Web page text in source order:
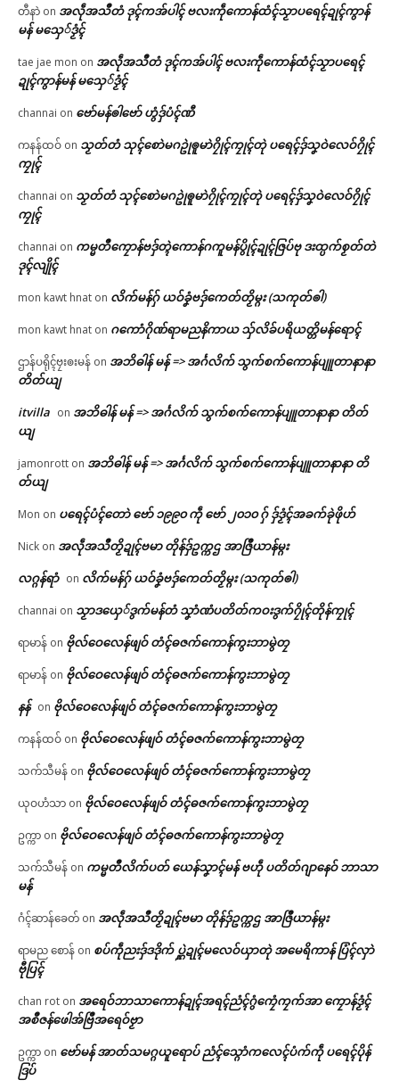
တီနာဲ on အလဵုအသဳတံ ဒုၚ်ကအ်ပါၚ် ဗလးကဵုကောန်ထံၚ်သၟာပရေၚ်ဍုၚ်ကွာန်
မန် မသှေ်ဒၟံၚ်
tae jae mon on အလဵုအသဳတံ ဒုၚ်ကအ်ပါၚ် ဗလးကဵုကောန်ထံၚ်သၟာပရေၚ်
ဍုၚ်ကွာန်မန် မသှေ်ဒၟံၚ်
channai on ဗော်မန်ၜါဗော် ဟွံဒှ်ပံၚ်ဏီ
ကနန်ထဝ် on သၟတ်တံ သုၚ်စောဲမဂဥုဲၜူမာဲဂၠိုၚ်ကၠုၚ်တုဲ ပရေၚ်ဒှ်သၞဝဲလေဝ်ဂၠိုၚ်
ကၠုၚ်
channai on သၟတ်တံ သုၚ်စောဲမဂဥုဲၜူမာဲဂၠိုၚ်ကၠုၚ်တုဲ ပရေၚ်ဒှ်သၞဝဲလေဝ်ဂၠိုၚ်
ကၠုၚ်
channai on ကမ္မတဳကၠောန်ဗဒှ်တ္ၚဲကောန်ဂကူမန်ပွိုၚ်ဍုၚ်ဇြပ်ဗု ဒးထ္ပက်စၟတ်တဲ
ဒုၚ်လျိုၚ်
mon kawt hnat on လိက်မန်ဂှ် ယဝ်ခၞံဗဒှ်ကေတ်တၟိမ္ဂး (သကုတ်ၜါ)
mon kawt hnat on ဂကောံဂိုဏ်ရာမညနိကာယ သှ်လိခ်ပရိယတ္တိမန်ရောၚ်
ဌာန်ပရိုၚ်ဗၠးၜးမန် on အဘိဓါန် မန် => အၚ်္ဂလိက် သွက်စက်ကောန်ပျူတာနာနာ
တိတ်ယျ
itvilla on အဘိဓါန် မန် => အၚ်္ဂလိက် သွက်စက်ကောန်ပျူတာနာနာ တိတ်
ယျ
jamonrott on အဘိဓါန် မန် => အၚ်္ဂလိက် သွက်စက်ကောန်ပျူတာနာနာ တိ
တ်ယျ
Mon on ပရေၚ်ပံၚ်တောဲ ဗော် ၁၉၉၀ ကဵု ဗော် ၂၀၁၀ ဂှ် ဒှ်ဒၟံၚ်အခက်ခုဲဖိုဟ်
Nick on အလဵုအသဳတၟိဍုၚ်ဗမာ တိုန်ဒှ်ဥက္ကဌ အာဇြဳယာန်မ္ဂး
လဂ္ဂန်ရာံ on လိက်မန်ဂှ် ယဝ်ခၞံဗဒှ်ကေတ်တၟိမ္ဂး (သကုတ်ၜါ)
channai on သၟာဒယှေ်ဒွက်မန်တံ သၞာံဏံပတိတ်ကဝးဒွက်ဂၠိုၚ်တိုန်ကၠုၚ်
ရာမာန် on ဗိုလ်ဝေလေန်ဖျဝ် တံၚ်ဓဇက်ကောန်ကွးဘာမွဲတၠ
ရာမာန် on ဗိုလ်ဝေလေန်ဖျဝ် တံၚ်ဓဇက်ကောန်ကွးဘာမွဲတၠ
နန် on ဗိုလ်ဝေလေန်ဖျဝ် တံၚ်ဓဇက်ကောန်ကွးဘာမွဲတၠ
ကနန်ထဝ် on ဗိုလ်ဝေလေန်ဖျဝ် တံၚ်ဓဇက်ကောန်ကွးဘာမွဲတၠ
သက်သီမန် on ဗိုလ်ဝေလေန်ဖျဝ် တံၚ်ဓဇက်ကောန်ကွးဘာမွဲတၠ
ယုဝဟံသာ on ဗိုလ်ဝေလေန်ဖျဝ် တံၚ်ဓဇက်ကောန်ကွးဘာမွဲတၠ
ဥက္ကာ on ဗိုလ်ဝေလေန်ဖျဝ် တံၚ်ဓဇက်ကောန်ကွးဘာမွဲတၠ
သက်သီမန် on ကမ္မတဳလိက်ပတ် ယေန်သၞာၚ်မန် ဗဟဵု ပတိတ်ဂျာနေဝ် ဘာသာ
မန်
ဂံၚ်ဆာန်ခေတ် on အလဵုအသဳတၟိဍုၚ်ဗမာ တိုန်ဒှ်ဥက္ကဌ အာဇြဳယာန်မ္ဂး
ရာမည စောန် on စပ်ကဵုညးဒှ်ဒဒိုက် ပ္ဋဲဍုၚ်မလေဝ်ယှာတုဲ အမေရိကာန် ပြံၚ်လှာဲ
ဗီုပြၚ်
chan rot on အရေဝ်ဘာသာကောန်ဍုၚ်အရၚ်ညံၚ်ဂွံကၠေံကၠက်အာ ကၠောန်ဒၟံၚ်
အစဳဇန်ဖေါအ်ဗြဳအရေဝ်ဗၟာ
ဥက္ကာ on ဗော်မန် အာတ်သမဂ္ဂယူရောပ် ညံၚ်သ္ဂောံကလေၚ်ပံက်ကဵု ပရေၚ်ပိုန်
ဒြပ်